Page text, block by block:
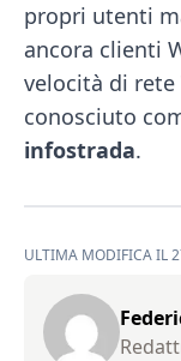
propri utenti
ancora clienti
velocità di
conosciuto
infostrada.
ULTIMA MODIFICA IL